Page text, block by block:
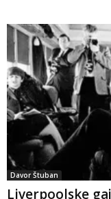
Davor Štuban
Liverpoolske